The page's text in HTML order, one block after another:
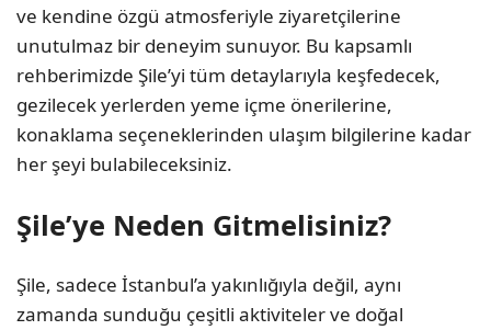
ve kendine özgü atmosferiyle ziyaretçilerine
unutulmaz bir deneyim sunuyor. Bu kapsamlı
rehberimizde Şile’yi tüm detaylarıyla keşfedecek,
gezilecek yerlerden yeme içme önerilerine,
konaklama seçeneklerinden ulaşım bilgilerine kadar
her şeyi bulabileceksiniz.
Şile’ye Neden Gitmelisiniz?
Şile, sadece İstanbul’a yakınlığıyla değil, aynı
zamanda sunduğu çeşitli aktiviteler ve doğal